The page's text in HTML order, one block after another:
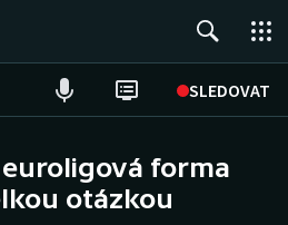
SLEDOVAT
forma
otázkou